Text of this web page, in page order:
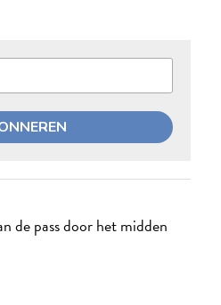
de pass door het midden